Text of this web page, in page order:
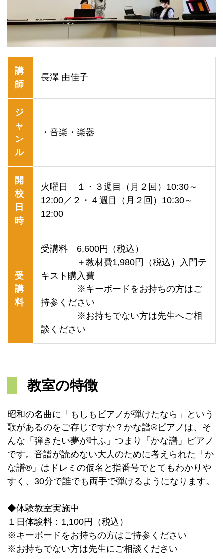
講
師
⻑澤 由佳⼦
ジ
ャ
ン
ル
・音楽・楽器
開
校
日
時
火曜日 １・３週目（月２回）10:30～
12:00／２・４週目（月２回）10:30～
12:00
受
講
料
受講料 6,600円（税込）
＋教材費1,980円（税込）入門テ
キスト購入費
※キーボードをお持ちの方はご
持参ください
※お持ちでない方は先生へご相
談ください
教室の特徴
昭和の名曲に「もしもピアノが弾けたなら」という
歌があるのをご存じですか？かな譜®ピアノは、そ
んな「弾きたい夢が叶ふ」つまり「かな譜」ピアノ
です。音譜が読めない大人のために考えられた「か
な譜®」はドレミの仮名と指番号でとてもわかりや
すく、30分で誰でも両手で弾けるようになります。
◆体験教室実施中
１日体験料：1,100円（税込）
※キーボードをお持ちの方はご持参ください
※お持ちでない方は先生にご相談ください